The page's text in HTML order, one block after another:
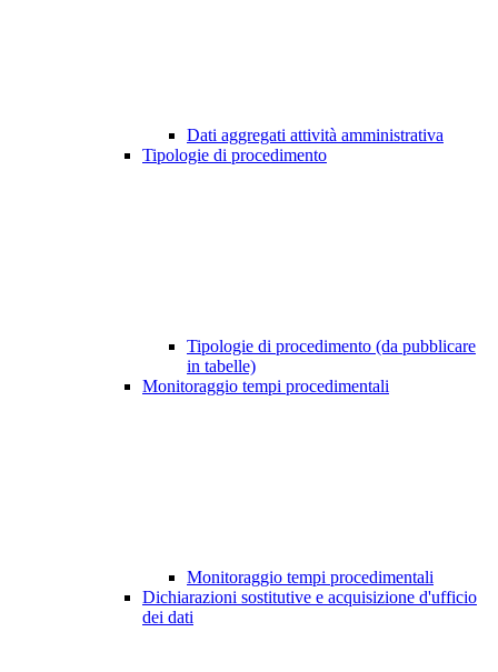
Dati aggregati attività amministrativa
Tipologie di procedimento
Tipologie di procedimento (da pubblicare
in tabelle)
Monitoraggio tempi procedimentali
Monitoraggio tempi procedimentali
Dichiarazioni sostitutive e acquisizione d'ufficio
dei dati